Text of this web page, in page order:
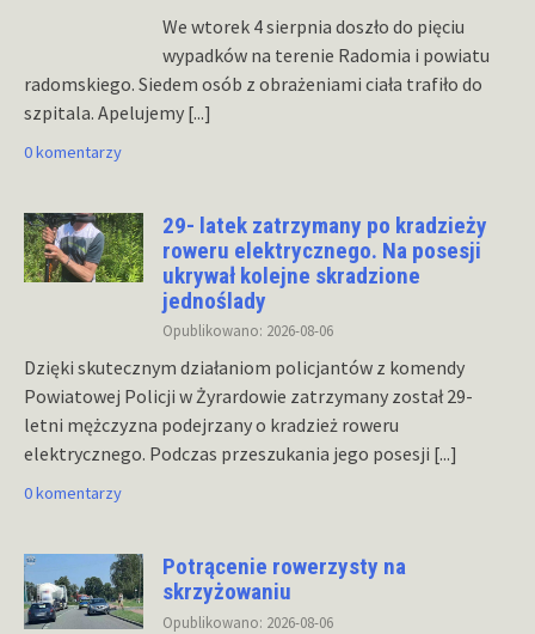
We wtorek 4 sierpnia doszło do pięciu
wypadków na terenie Radomia i powiatu
radomskiego. Siedem osób z obrażeniami ciała trafiło do
szpitala. Apelujemy [...]
0 komentarzy
29- latek zatrzymany po kradzieży
roweru elektrycznego. Na posesji
ukrywał kolejne skradzione
jednoślady
Opublikowano: 2026-08-06
Dzięki skutecznym działaniom policjantów z komendy
Powiatowej Policji w Żyrardowie zatrzymany został 29-
letni mężczyzna podejrzany o kradzież roweru
elektrycznego. Podczas przeszukania jego posesji [...]
0 komentarzy
Potrącenie rowerzysty na
skrzyżowaniu
Opublikowano: 2026-08-06